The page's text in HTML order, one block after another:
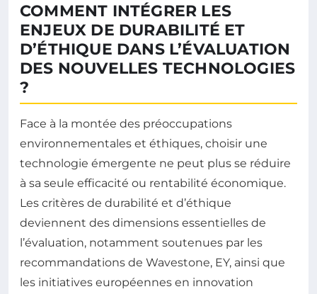
COMMENT INTÉGRER LES
ENJEUX DE DURABILITÉ ET
D’ÉTHIQUE DANS L’ÉVALUATION
DES NOUVELLES TECHNOLOGIES
?
Face à la montée des préoccupations
environnementales et éthiques, choisir une
technologie émergente ne peut plus se réduire
à sa seule efficacité ou rentabilité économique.
Les critères de durabilité et d’éthique
deviennent des dimensions essentielles de
l’évaluation, notamment soutenues par les
recommandations de Wavestone, EY, ainsi que
les initiatives européennes en innovation